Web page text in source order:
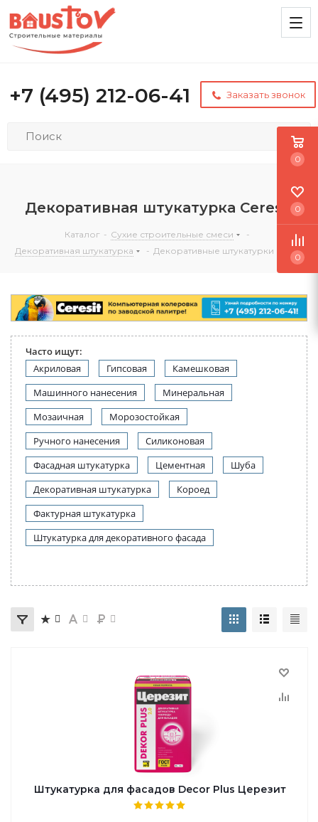
+7 (495) 212-06-41 Заказать звонок
Декоративная штукатурка Ceresit
Каталог - Сухие строительные смеси
-
Декоративная штукатурка
- Декоративные штукатурки Ceresit
Часто ищут:
Акриловая
Гипсовая
Камешковая
Машинного нанесения
Минеральная
Мозаичная
Морозостойкая
Ручного нанесения
Силиконовая
Фасадная штукатурка
Цементная
Шуба
Декоративная штукатурка
Короед
Фактурная штукатурка
Штукатурка для декоративного фасада
Штукатурка для фасадов Decor Plus Церезит
0
0
0